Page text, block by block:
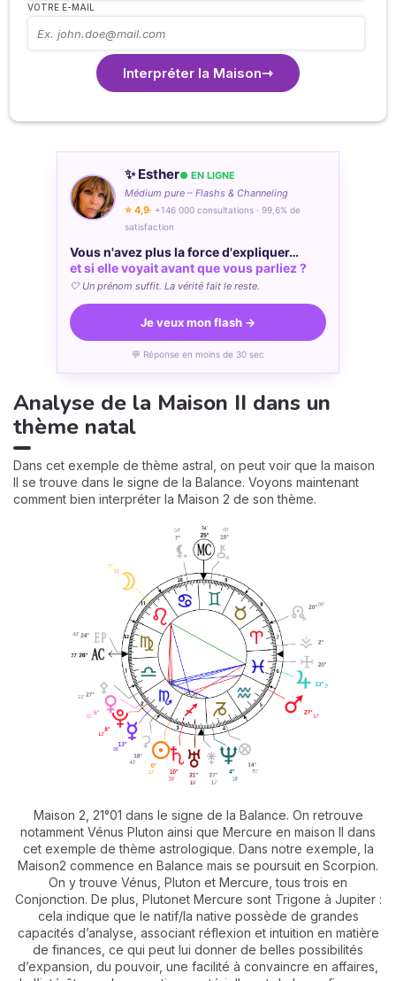
VOTRE E-MAIL
Interpréter la Maison
✨ Esther● EN LIGNE
Médium pure – Flashs & Channeling
⭐ 4,9· +146 000 consultations · 99,6% de
satisfaction
Vous n'avez plus la force d'expliquer…
et si elle voyait avant que vous parliez ?
🤍 Un prénom suffit. La vérité fait le reste.
Je veux mon flash →
💬 Réponse en moins de 30 sec
Analyse de la Maison II dans un
thème natal
Dans cet exemple de thème astral, on peut voir que la maison
II se trouve dans le signe de la Balance. Voyons maintenant
comment bien interpréter la Maison 2 de son thème.
Maison 2, 21°01 dans le signe de la Balance. On retrouve
notamment Vénus Pluton ainsi que Mercure en maison II dans
cet exemple de thème astrologique. Dans notre exemple, la
Maison2 commence en Balance mais se poursuit en Scorpion.
On y trouve Vénus, Pluton et Mercure, tous trois en
Conjonction. De plus, Plutonet Mercure sont Trigone à Jupiter :
cela indique que le natif/la native possède de grandes
capacités d’analyse, associant réflexion et intuition en matière
de finances, ce qui peut lui donner de belles possibilités
d’expansion, du pouvoir, une facilité à convaincre en affaires,